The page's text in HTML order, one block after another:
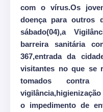
com o vírus.Os
doença para outros
sábado(04),a
barreira sanitária
367,entrada da
visitantes no que se
tomados contra
o impedimento de